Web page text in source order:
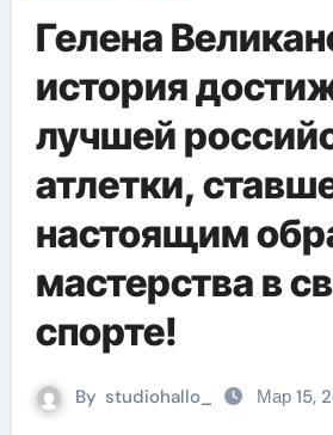
Гелена
история
лучшей
атлетки,
настоящим
мастерства в
спорте!
By studiohallo_ Мар 15,